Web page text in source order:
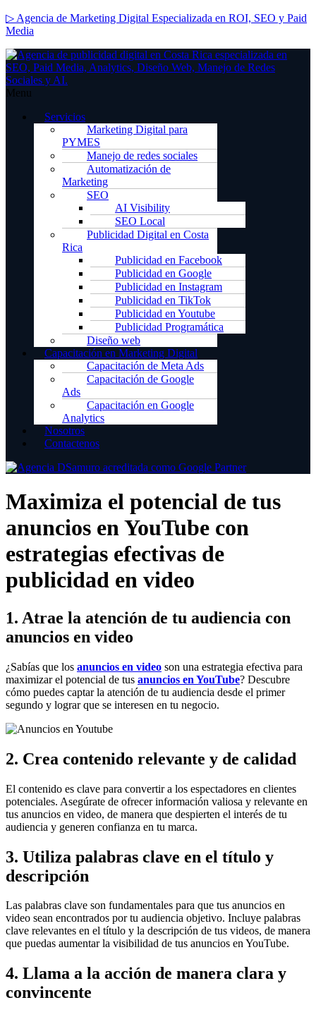
▷ Agencia de Marketing Digital Especializada en ROI, SEO y Paid
Media
Menu
Servicios
Marketing Digital para
PYMES
Manejo de redes sociales
Automatización de
Marketing
SEO
AI Visibility
SEO Local
Publicidad Digital en Costa
Rica
Publicidad en Facebook
Publicidad en Google
Publicidad en Instagram
Publicidad en TikTok
Publicidad en Youtube
Publicidad Programática
Diseño web
Capacitación en Marketing Digital
Capacitación de Meta Ads
Capacitación de Google
Ads
Capacitación en Google
Analytics
Nosotros
Contactenos
Maximiza el potencial de tus
anuncios en YouTube con
estrategias efectivas de
publicidad en video
1. Atrae la atención de tu audiencia con
anuncios en video
¿Sabías que los anuncios en video son una estrategia efectiva para
maximizar el potencial de tus anuncios en YouTube? Descubre
cómo puedes captar la atención de tu audiencia desde el primer
segundo y lograr que se interesen en tu negocio.
2. Crea contenido relevante y de calidad
El contenido es clave para convertir a los espectadores en clientes
potenciales. Asegúrate de ofrecer información valiosa y relevante en
tus anuncios en video, de manera que despierten el interés de tu
audiencia y generen confianza en tu marca.
3. Utiliza palabras clave en el título y
descripción
Las palabras clave son fundamentales para que tus anuncios en
video sean encontrados por tu audiencia objetivo. Incluye palabras
clave relevantes en el título y la descripción de tus videos, de manera
que puedas aumentar la visibilidad de tus anuncios en YouTube.
4. Llama a la acción de manera clara y
convincente